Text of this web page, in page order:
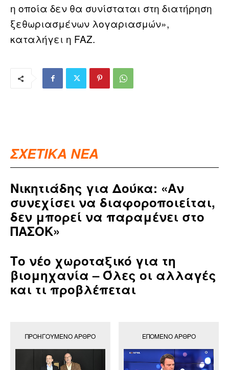
ΣΧΕΤΙΚΑ ΝΕΑ
Νικητιάδης για Δούκα: «Αν
συνεχίσει να διαφοροποιείται,
δεν μπορεί να παραμένει στο
ΠΑΣΟΚ»
Το νέο χωροταξικό για τη
βιομηχανία – Όλες οι αλλαγές
και τι προβλέπεται
η οποία δεν θα συνίσταται στη διατήρηση
ξεθωριασμένων λογαριασμών»,
καταλήγει η FAZ.
ΠΡΟΗΓΟΎΜΕΝΟ ΆΡΘΡΟ ΕΠΌΜΕΝΟ ΆΡΘΡΟ